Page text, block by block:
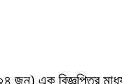
জুন) এক বিজ্ঞপ্তির